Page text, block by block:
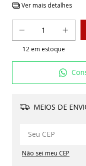
Ver mais detalhes
12em estoque
MEIOS DE
Não sei meu CEP